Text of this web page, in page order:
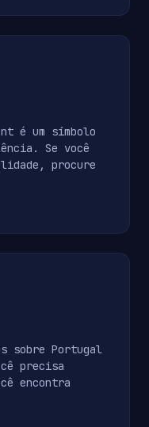
é um símbolo
Se você
procure
sobre Portugal
precisa
encontra